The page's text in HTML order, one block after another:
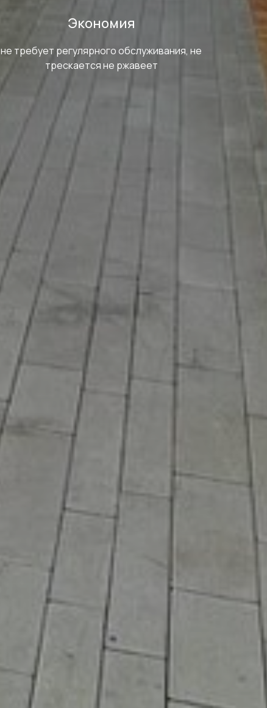
Экономия
не требует регулярного обслуживания, не
трескается не ржавеет